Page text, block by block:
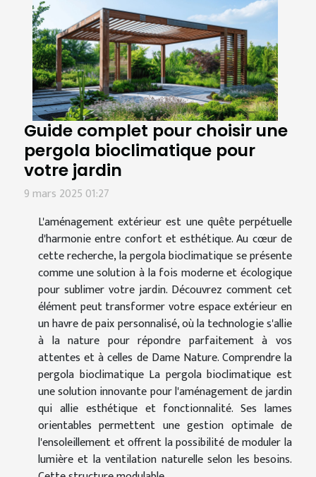
Guide complet pour choisir une
pergola bioclimatique pour
votre jardin
9 mars 2025 01:27
L'aménagement extérieur est une quête perpétuelle
d'harmonie entre confort et esthétique. Au cœur de
cette recherche, la pergola bioclimatique se présente
comme une solution à la fois moderne et écologique
pour sublimer votre jardin. Découvrez comment cet
élément peut transformer votre espace extérieur en
un havre de paix personnalisé, où la technologie s'allie
à la nature pour répondre parfaitement à vos
attentes et à celles de Dame Nature. Comprendre la
pergola bioclimatique La pergola bioclimatique est
une solution innovante pour l'aménagement de jardin
qui allie esthétique et fonctionnalité. Ses lames
orientables permettent une gestion optimale de
l'ensoleillement et offrent la possibilité de moduler la
lumière et la ventilation naturelle selon les besoins.